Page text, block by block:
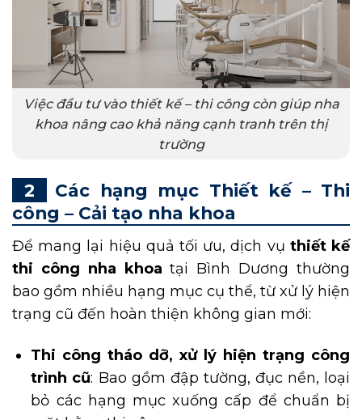
Việc đầu tư vào thiết kế – thi công còn giúp nha
khoa nâng cao khả năng cạnh tranh trên thị
trường
Các hạng mục Thiết kế – Thi
công – Cải tạo nha khoa
Để mang lại hiệu quả tối ưu, dịch vụ thiết kế
thi công nha khoa tại Bình Dương thường
bao gồm nhiều hạng mục cụ thể, từ xử lý hiện
trạng cũ đến hoàn thiện không gian mới:
Thi công tháo dỡ, xử lý hiện trạng công
trình cũ: Bao gồm đập tường, đục nền, loại
bỏ các hạng mục xuống cấp để chuẩn bị